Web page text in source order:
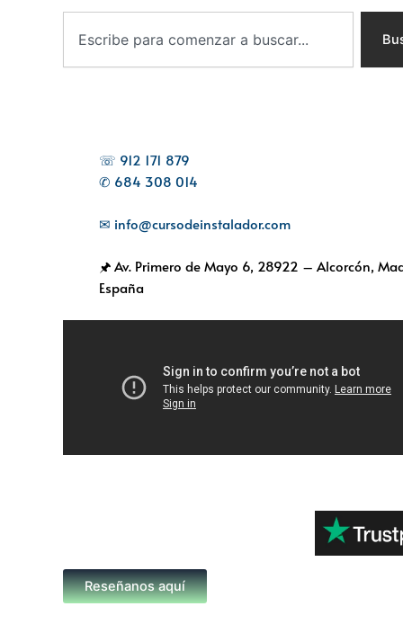
☏ 912 171 879
✆ 684 308 014
✉ info@cursodeinstalador.com
🖈 Av. Primero de Mayo 6, 28922 – Alcorcón,
España
Reseñanos aquí